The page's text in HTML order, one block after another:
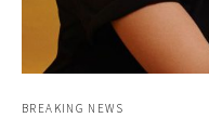
BREAKING NEWS